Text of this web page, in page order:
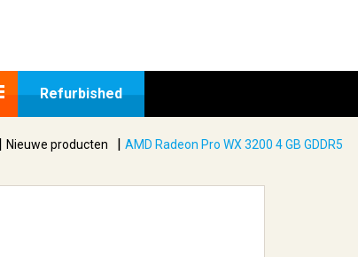
Refurbished
| Nieuwe producten | AMD Radeon Pro WX 3200 4 GB GDDR5